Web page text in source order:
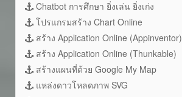
Chatbot การศึกษา ยิ่งเล่น ยิ่งเก่ง
โปรแกรมสร้าง Chart Online
สร้าง Application Online (Appinventor)
สร้าง Application Online (Thunkable)
สร้างแผนที่ด้วย Google My Map
แหล่งดาวโหลดภาพ SVG